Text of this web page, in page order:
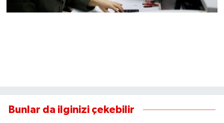
Bunlar da ilginizi çekebilir